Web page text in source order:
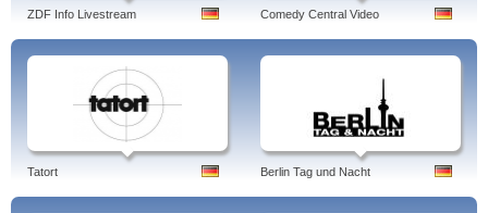
ZDF Info Livestream Comedy Central Video
Tatort Berlin Tag und Nacht